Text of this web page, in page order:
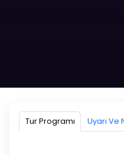
TURUMUZ TAMAMLANMIŞTIR
6 GECE - 7 GÜN
Tur Programı Uyarı Ve